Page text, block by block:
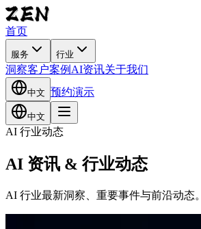
首页
服务 行业
洞察客户案例 AI资讯关于我们
中文 预约演示
中文
AI 行业动态
AI 资讯 & 行业动态
AI 行业最新洞察、重要事件与前沿动态。